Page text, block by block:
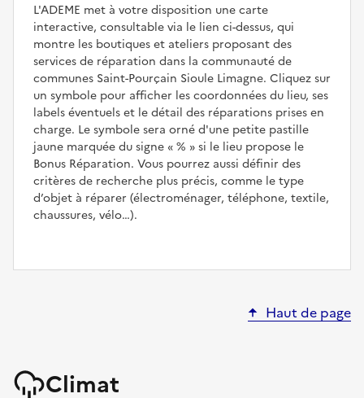
L'ADEME met à votre disposition une carte
interactive, consultable via le lien ci-dessus, qui
montre les boutiques et ateliers proposant des
services de réparation dans la communauté de
communes Saint-Pourçain Sioule Limagne. Cliquez sur
un symbole pour afficher les coordonnées du lieu, ses
labels éventuels et le détail des réparations prises en
charge. Le symbole sera orné d'une petite pastille
jaune marquée du signe
%
si le lieu propose le
Bonus Réparation. Vous pourrez aussi définir des
critères de recherche plus précis, comme le type
d’objet à réparer (électroménager, téléphone, textile,
chaussures, vélo…).
Haut de page
Climat